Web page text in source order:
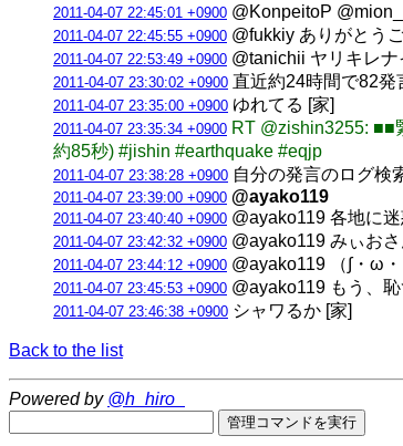
2011-04-07 22:45:01 +0900 @KonpeitoP
2011-04-07 22:45:55 +0900 @fukkiy ありがとう
2011-04-07 22:53:49 +0900 @tanichii ヤリキレナ
2011-04-07 23:30:02 +0900 直近約24時間で82発
2011-04-07 23:35:00 +0900 ゆれてる [家]
2011-04-07 23:35:34 +0900 RT @zishin3255:
約85秒) #jishin #earthquake #eqjp
2011-04-07 23:38:28 +0900 自分の発言のログ検
2011-04-07 23:39:00 +0900 @ayako119
2011-04-07 23:40:40 +0900 @ayako119 各地に
2011-04-07 23:42:32 +0900 @ayako119 みぃお
2011-04-07 23:44:12 +0900 @ayako119 （∫・ω・
2011-04-07 23:45:53 +0900 @ayako119 もう、
2011-04-07 23:46:38 +0900 シャワるか [家]
Back to the list
Powered by @h_hiro_